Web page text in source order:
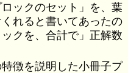
ックのセット」を、葉
れると書いてあったの
クを、合計で」正解数
徴を説明した小冊子プ